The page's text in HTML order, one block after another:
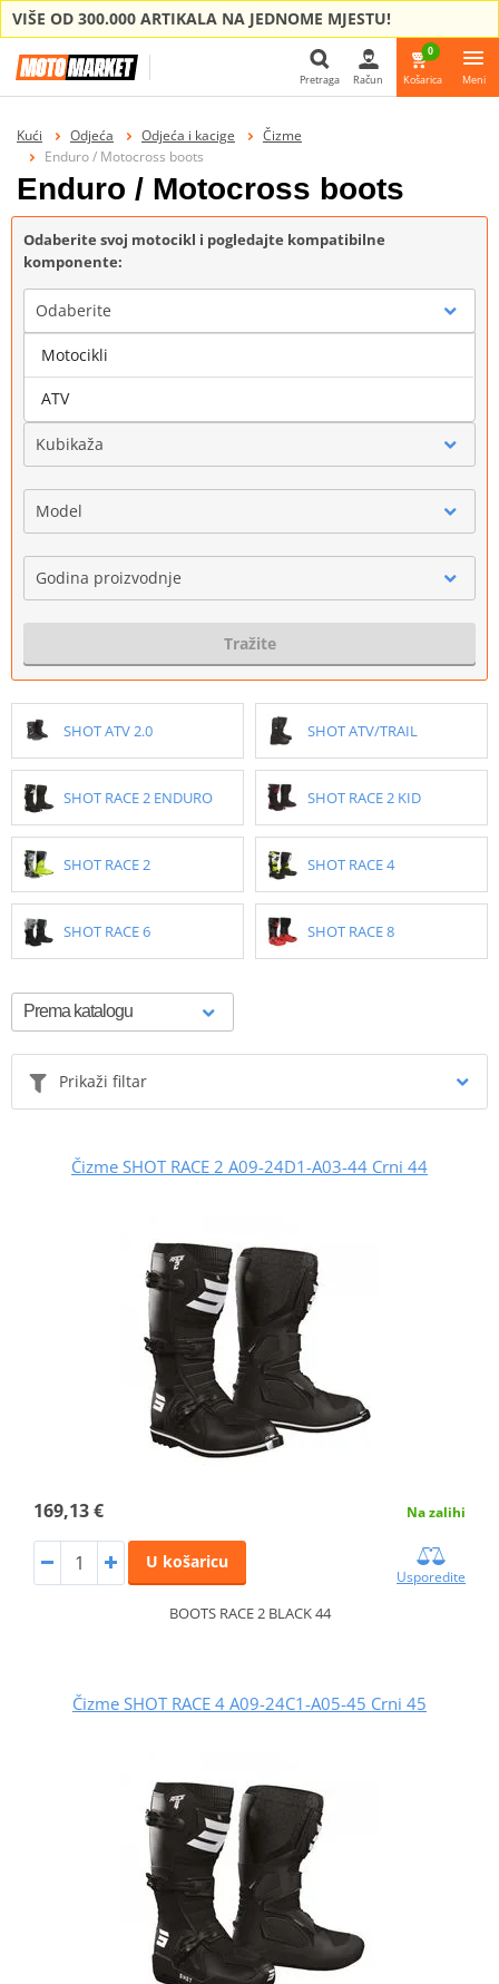
VIŠE OD 300.000 ARTIKALA NA JEDNOME MJESTU!
Pretraga Račun
0
Košarica Meni
Kući Odjeća Odjeća i kacige
Čizme
Enduro / Motocross boots
Enduro / Motocross boots
Odaberite svoj motocikl i pogledajte kompatibilne
komponente:
Odaberite
Marka
Kubikaža
Model
Godina proizvodnje
Tražite
SHOT ATV 2.0 SHOT ATV/TRAIL
SHOT RACE 2 ENDURO SHOT RACE 2 KID
SHOT RACE 2 SHOT RACE 4
SHOT RACE 6 SHOT RACE 8
Prikaži filtar
Čizme SHOT RACE 2 A09-24D1-A03-44 Crni 44
169,13 € Na zalihi
U košaricu
Usporedite
BOOTS RACE 2 BLACK 44
Čizme SHOT RACE 4 A09-24C1-A05-45 Crni 45
Motocikli
ATV